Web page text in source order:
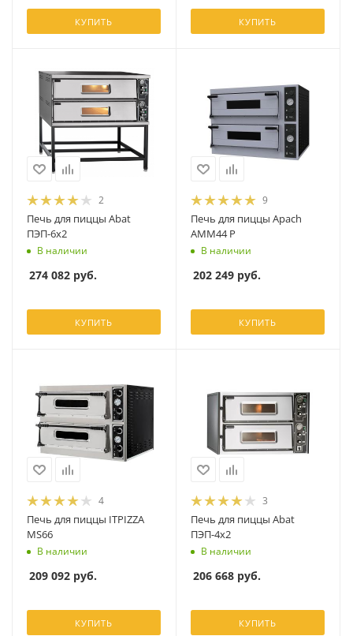
КУПИТЬ КУПИТЬ
2
Печь для пиццы Abat
ПЭП-6х2
В наличии
274 082 руб.
КУПИТЬ
9
Печь для пиццы Apach
AMM44 P
В наличии
202 249 руб.
КУПИТЬ
4
Печь для пиццы ITPIZZA
MS66
В наличии
209 092 руб.
КУПИТЬ
3
Печь для пиццы Abat
ПЭП-4x2
В наличии
206 668 руб.
КУПИТЬ